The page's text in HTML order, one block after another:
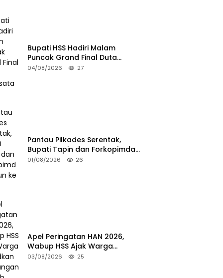
Bupati HSS Hadiri Malam
Puncak Grand Final Duta
Pariwisata 2026
04/08/2026 27
Pantau Pilkades Serentak,
Bupati Tapin dan Forkopimda
Turun ke TPS
01/08/2026 26
Apel Peringatan HAN 2026,
Wabup HSS Ajak Warga
Wujudkan Lingkungan Ramah
03/08/2026 25